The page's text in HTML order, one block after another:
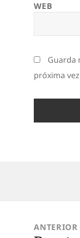
WEB
Guarda
próxima
ANTERIOR